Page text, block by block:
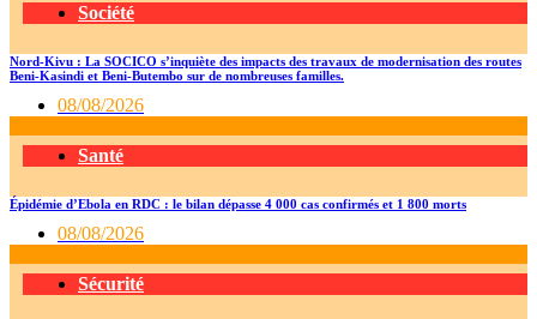
Société
Nord-Kivu : La SOCICO s’inquiète des impacts des travaux de modernisation des routes
Beni-Kasindi et Beni-Butembo sur de nombreuses familles.
08/08/2026
Santé
Épidémie d’Ebola en RDC : le bilan dépasse 4 000 cas confirmés et 1 800 morts
08/08/2026
Sécurité